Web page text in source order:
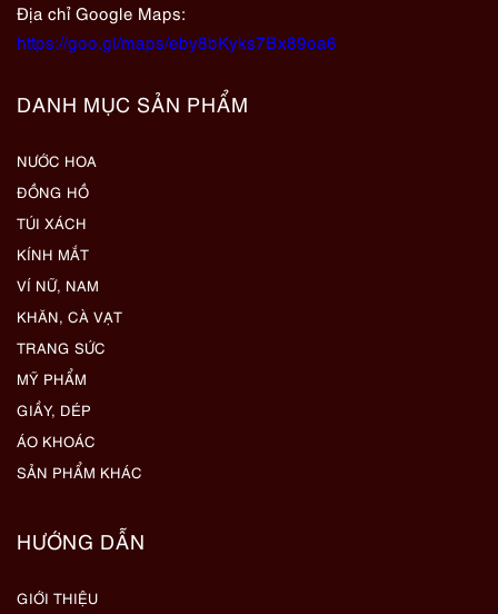
Địa chỉ Google Maps:
https://goo.gl/maps/eby8bKyks7Bx89oa6
DANH MỤC SẢN PHẨM
NƯỚC HOA
ĐỒNG HỒ
TÚI XÁCH
KÍNH MẮT
VÍ NỮ, NAM
KHĂN, CÀ VẠT
TRANG SỨC
MỸ PHẨM
GIẦY, DÉP
ÁO KHOÁC
SẢN PHẨM KHÁC
HƯỚNG DẪN
GIỚI THIỆU